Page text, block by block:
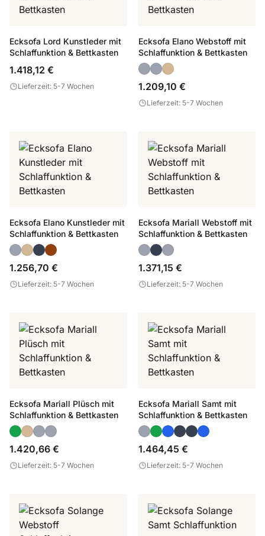
Ecksofa Lord Kunstleder mit
Schlaffunktion & Bettkasten
1.418,12 €
Lieferzeit: 5-7 Wochen
Ecksofa Elano Webstoff mit
Schlaffunktion & Bettkasten
1.209,10 €
Lieferzeit: 5-7 Wochen
Ecksofa Elano Kunstleder mit
Schlaffunktion & Bettkasten
1.256,70 €
Lieferzeit: 5-7 Wochen
Ecksofa Mariall Webstoff mit
Schlaffunktion & Bettkasten
1.371,15 €
Lieferzeit: 5-7 Wochen
Ecksofa Mariall Plüsch mit
Schlaffunktion & Bettkasten
1.420,66 €
Lieferzeit: 5-7 Wochen
Ecksofa Mariall Samt mit
Schlaffunktion & Bettkasten
1.464,45 €
Lieferzeit: 5-7 Wochen